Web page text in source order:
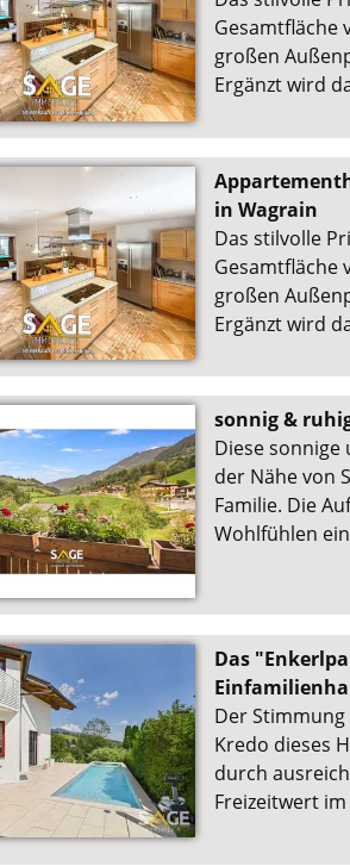
Gesamtfläche
großen
Ergänzt wird
in Wagrain
Das stilvolle
Gesamtfläche
großen
Ergänzt wird
sonnig &
Diese sonnige
der Nähe von
Familie. Die
Wohlfühlen
Das
Der
Kredo dieses
durch
Freizeitwert